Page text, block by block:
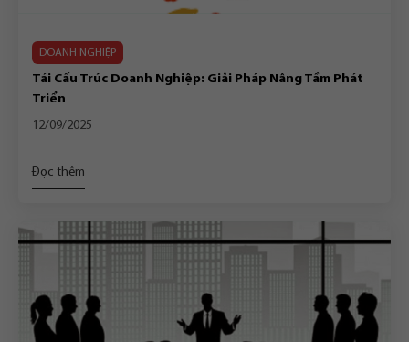
DOANH NGHIỆP
Tái Cấu Trúc Doanh Nghiệp: Giải Pháp Nâng Tầm Phát
Triển
12/09/2025
Đọc thêm